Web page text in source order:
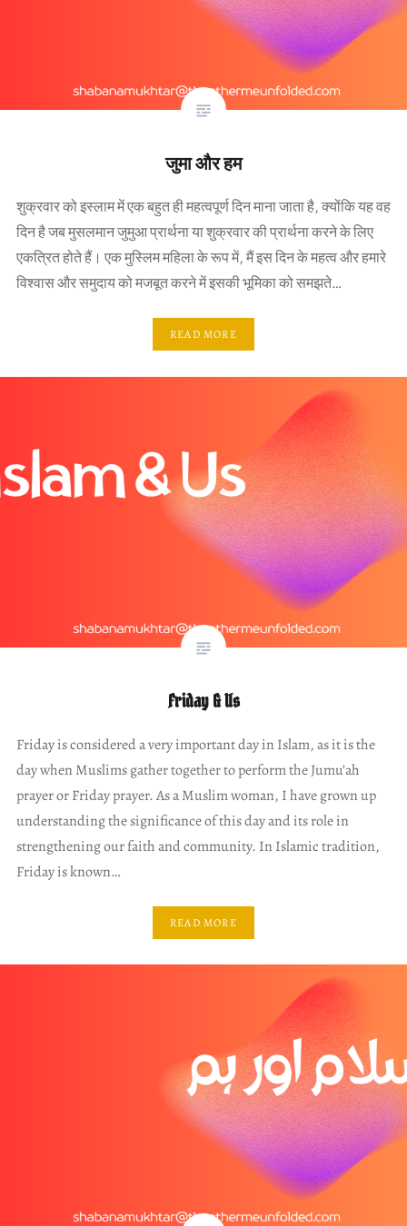
जुमा और हम
शुक्रवार को इस्लाम में एक बहुत ही महत्वपूर्ण दिन माना जाता है, क्योंकि यह वह
दिन है जब मुसलमान जुमुआ प्रार्थना या शुक्रवार की प्रार्थना करने के लिए
एकत्रित होते हैं। एक मुस्लिम महिला के रूप में, मैं इस दिन के महत्व और हमारे
विश्वास और समुदाय को मजबूत करने में इसकी भूमिका को समझते…
READ MORE
Friday & Us
Friday is considered a very important day in Islam, as it is the
day when Muslims gather together to perform the Jumu’ah
prayer or Friday prayer. As a Muslim woman, I have grown up
understanding the significance of this day and its role in
strengthening our faith and community. In Islamic tradition,
Friday is known…
READ MORE